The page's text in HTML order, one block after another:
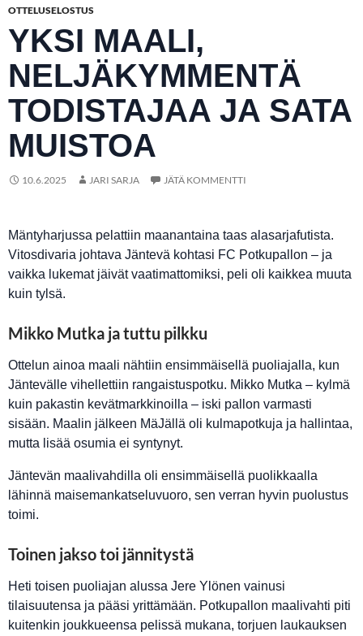
OTTELUSELOSTUS
YKSI MAALI,
NELJÄKYMMENTÄ
TODISTAJAA JA SATA
MUISTOA
10.6.2025 JARI SARJA JÄTÄ KOMMENTTI
Mäntyharjussa pelattiin maanantaina taas alasarjafutista.
Vitosdivaria johtava Jäntevä kohtasi FC Potkupallon – ja
vaikka lukemat jäivät vaatimattomiksi, peli oli kaikkea muuta
kuin tylsä.
Mikko Mutka ja tuttu pilkku
Ottelun ainoa maali nähtiin ensimmäisellä puoliajalla, kun
Jäntevälle vihellettiin rangaistuspotku. Mikko Mutka – kylmä
kuin pakastin kevätmarkkinoilla – iski pallon varmasti
sisään. Maalin jälkeen MäJällä oli kulmapotkuja ja hallintaa,
mutta lisää osumia ei syntynyt.
Jäntevän maalivahdilla oli ensimmäisellä puolikkaalla
lähinnä maisemankatseluvuoro, sen verran hyvin puolustus
toimi.
Toinen jakso toi jännitystä
Heti toisen puoliajan alussa Jere Ylönen vainusi
tilaisuutensa ja pääsi yrittämään. Potkupallon maalivahti piti
kuitenkin joukkueensa pelissä mukana, torjuen laukauksen